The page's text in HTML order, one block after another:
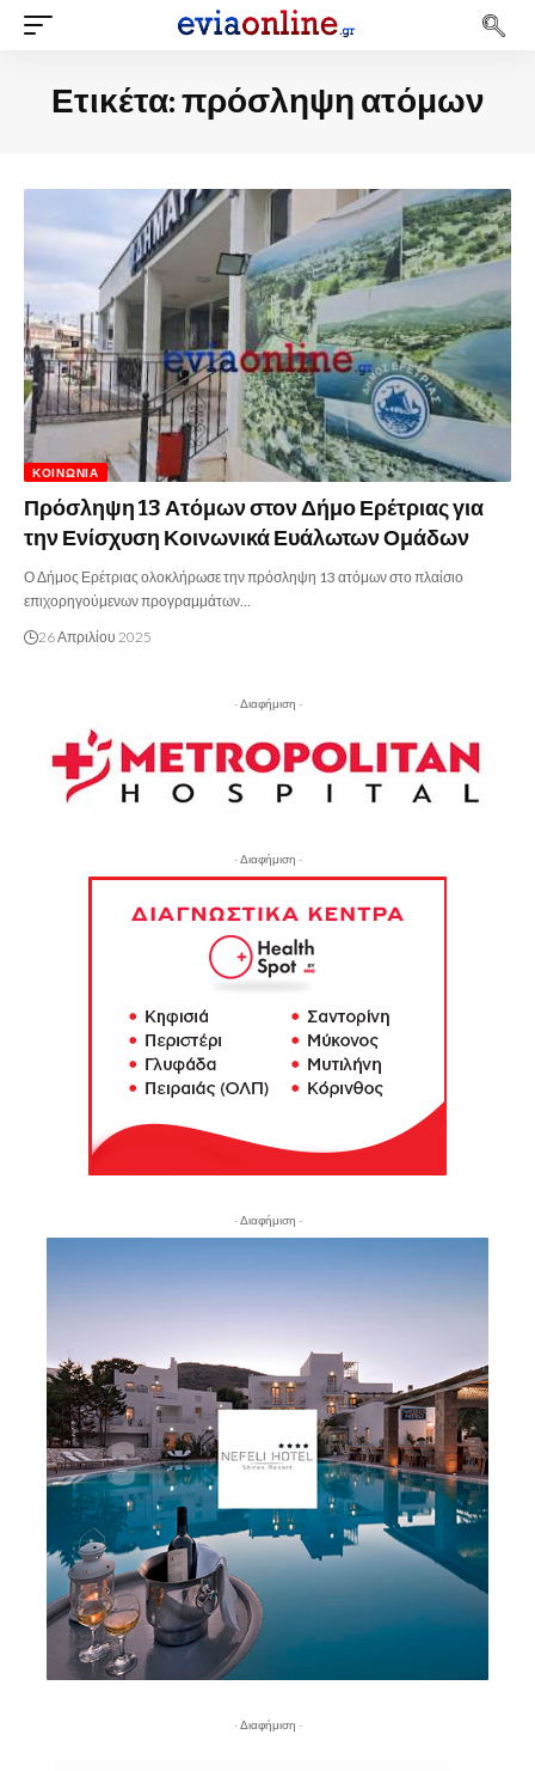
Ετικέτα:πρόσληψη ατόμων
ΚΟΙΝΩΝΊΑ
Πρόσληψη 13 Ατόμων στον Δήμο Ερέτριας για
την Ενίσχυση Κοινωνικά Ευάλωτων Ομάδων
Ο Δήμος Ερέτριας ολοκλήρωσε την πρόσληψη 13 ατόμων στο πλαίσιο
επιχορηγούμενων προγραμμάτων…
26 Απριλίου 2025
- Διαφήμιση -
- Διαφήμιση -
- Διαφήμιση -
- Διαφήμιση -